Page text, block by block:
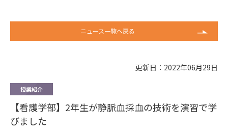
ニュース一覧へ戻る
更新日：2022年06月29日
授業紹介
【看護学部】2年生が静脈血採血の技術を演習で学
びました